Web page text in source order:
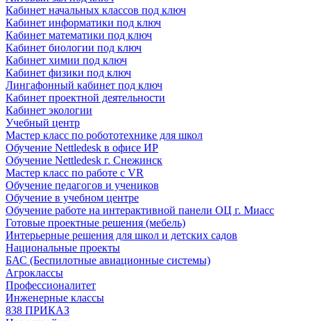
Кабинет начальных классов под ключ
Кабинет информатики под ключ
Кабинет математики под ключ
Кабинет биологии под ключ
Кабинет химии под ключ
Кабинет физики под ключ
Лингафонный кабинет под ключ
Кабинет проектной деятельности
Кабинет экологии
Учебный центр
Мастер класс по робототехнике для школ
Обучение Nettledesk в офисе ИР
Обучение Nettledesk г. Снежинск
Мастер класс по работе с VR
Обучение педагогов и учеников
Обучение в учебном центре
Обучение работе на интерактивной панели ОЦ г. Миасс
Готовые проектные решения (мебель)
Интерьерные решения для школ и детских садов
Национальные проекты
БАС (Беспилотные авиационные системы)
Агроклассы
Профессионалитет
Инженерные классы
838 ПРИКАЗ